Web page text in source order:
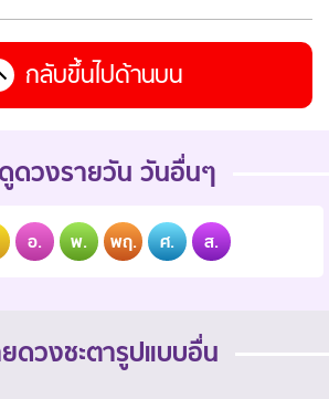
กลับขึ้นไปด้านบน
ดูดวงรายวัน วันอื่นๆ
อ. พ. พฤ. ศ. ส.
ดวงชะตารูปแบบอื่น